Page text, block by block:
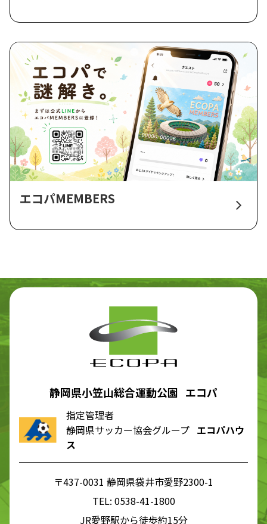
エコパMEMBERS
静岡県小笠山総合運動公園 エコパ
指定管理者
静岡県サッカー協会グループ エコパハウ
ス
〒437-0031 静岡県袋井市愛野2300-1
TEL: 0538-41-1800
JR愛野駅から徒歩約15分